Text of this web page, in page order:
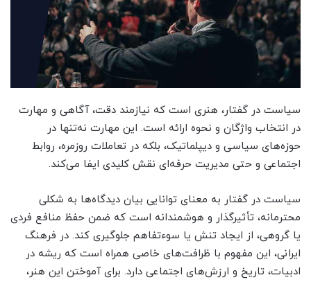
سیاست در گفتار، هنری است که نیازمند دقت، آگاهی و مهارت
در انتخاب واژگان و نحوه ارائه است. این مهارت نه‌تنها در
حوزه‌های سیاسی و دیپلماتیک، بلکه در تعاملات روزمره، روابط
اجتماعی و حتی مدیریت حرفه‌ای نقش کلیدی ایفا می‌کند.
سیاست در گفتار به معنای توانایی بیان دیدگاه‌ها به شکلی
محترمانه، تأثیرگذار و هوشمندانه است که ضمن حفظ منافع فردی
یا گروهی، از ایجاد تنش یا سوءتفاهم جلوگیری کند. در فرهنگ
ایرانی، این مفهوم با ظرافت‌های خاصی همراه است که ریشه در
ادبیات، تاریخ و ارزش‌های اجتماعی دارد. برای آموختن این هنر،